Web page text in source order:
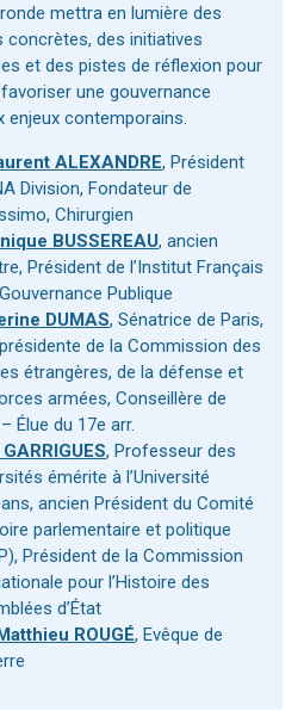
mettra en lumière des
concrètes, des initiatives
et des pistes de réflexion pour
une gouvernance
enjeux contemporains.
ALEXANDRE, Président
Division, Fondateur de
Chirurgien
BUSSEREAU, ancien
Président de l’Institut Français
Publique
DUMAS, Sénatrice de Paris,
de la Commission des
étrangères, de la défense et
armées, Conseillère de
Élue du 17e arr.
, Professeur des
émérite à l’Université
ancien Président du Comité
parlementaire et politique
Président de la Commission
pour l’Histoire des
d’État
ROUGÉ, Evêque de